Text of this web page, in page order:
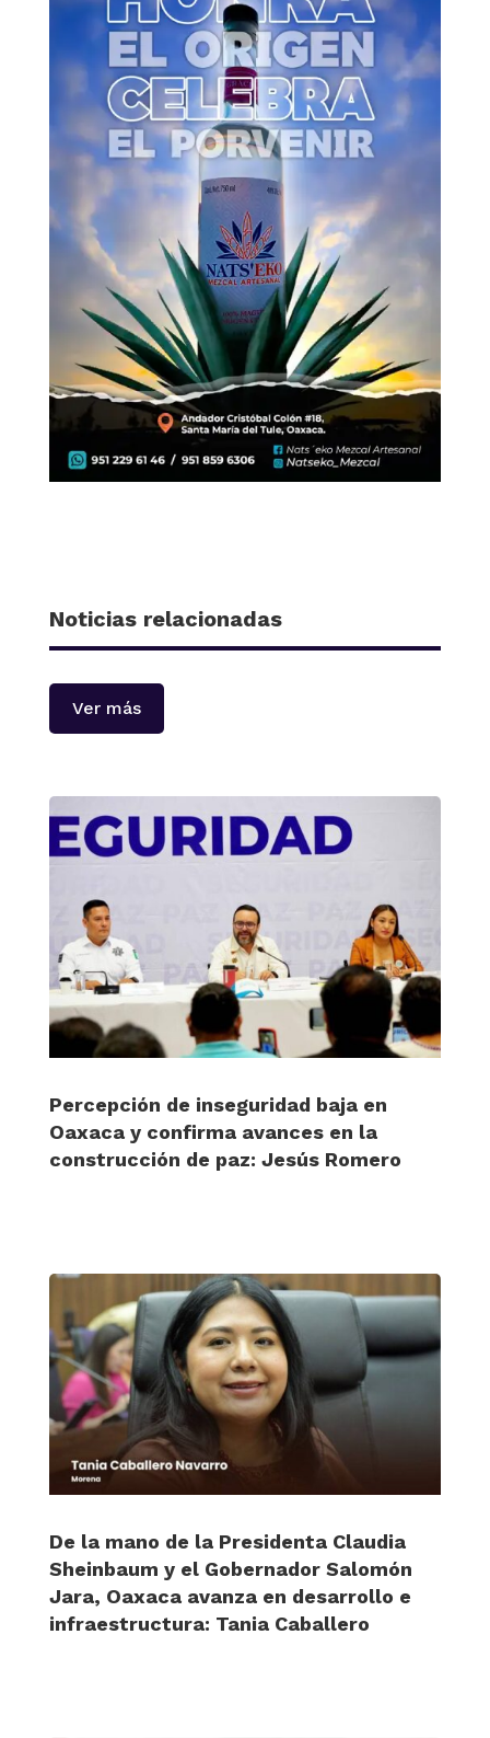
Noticias relacionadas
Ver más
Percepción de inseguridad baja en
Oaxaca y confirma avances en la
construcción de paz: Jesús Romero
De la mano de la Presidenta Claudia
Sheinbaum y el Gobernador Salomón
Jara, Oaxaca avanza en desarrollo e
infraestructura: Tania Caballero